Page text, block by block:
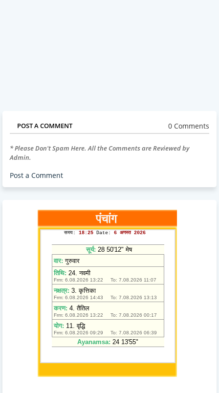
POST A COMMENT 0 Comments
* Please Don't Spam Here. All the Comments are Reviewed by
Admin.
Post a Comment